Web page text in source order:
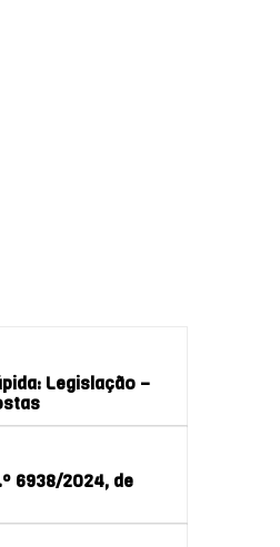
Legislação –
6938/2024, de